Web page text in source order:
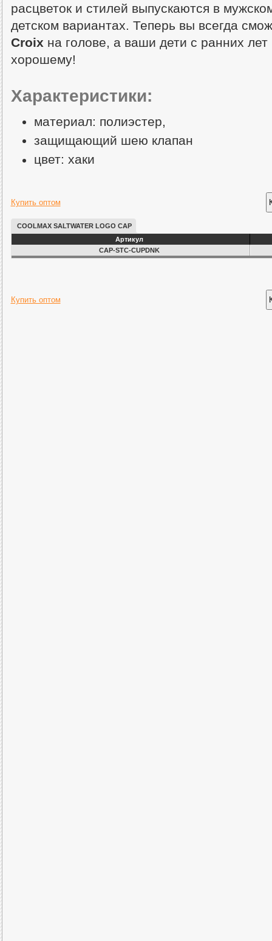
расцветок и стилей выпускаются в
детском вариантах. Теперь вы всегда
Croix на голове, а ваши дети с ранних лет
хорошему!
Характеристики:
материал: полиэстер,
защищающий шею клапан
цвет: хаки
Купить оптом
COOLMAX SALTWATER LOGO CAP
Артикул
CAP-STC-CUPDNK
Купить оптом